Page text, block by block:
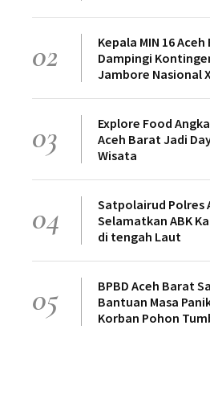
02
Kepala MIN 16
Dampingi
Jambore Nasional
03
Explore Food
Aceh Barat Jadi
Wisata
04
Satpolairud Polres
Selamatkan ABK
di tengah Laut
05
BPBD Aceh Barat
Bantuan Masa
Korban Pohon